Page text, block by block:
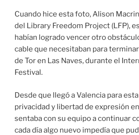
Cuando hice esta foto, Alison
del Library Freedom Project (LFP),
habían logrado vencer otro
cable que necesitaban para
de Tor en Las Naves, durante el
Festival.
Desde que llegó a Valencia para
privacidad y libertad de expresión
sentaba con su equipo a continuar
cada día algo nuevo impedía que